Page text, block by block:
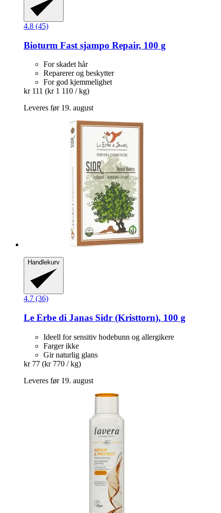
4.8 (45)
Bioturm Fast sjampo Repair, 100 g
For skadet hår
Reparerer og beskytter
For god kjemmelighet
kr 111 (kr 1 110 / kg)
Leveres før 19. august
Handlekurv
4.7 (36)
Le Erbe di Janas Sidr (Kristtorn), 100 g
Ideell for sensitiv hodebunn og allergikere
Farger ikke
Gir naturlig glans
kr 77 (kr 770 / kg)
Leveres før 19. august